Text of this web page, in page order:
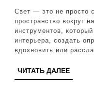
Свет — это не просто способ увидеть предметы и
пространство вокруг
инструментов,
интерьера, создать
вдохновить или
ЧИТАТЬ ДАЛЕЕЧИТАТЬ
ДАЛЕЕ